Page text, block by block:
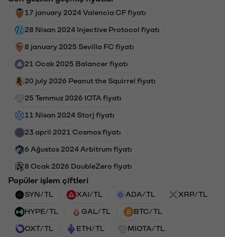
17 january 2024 Valencia CF fiyatı
28 Nisan 2024 Injective Protocol fiyatı
8 january 2025 Sevilla FC fiyatı
21 Ocak 2025 Balancer fiyatı
20 july 2026 Peanut the Squirrel fiyatı
25 Temmuz 2026 IOTA fiyatı
11 Nisan 2024 Storj fiyatı
23 april 2021 Cosmos fiyatı
6 Ağustos 2024 Arbitrum fiyatı
8 Ocak 2026 DoubleZero fiyatı
Popüler işlem çiftleri
SYN/TL XAI/TL ADA/TL XRP/TL
HYPE/TL GAL/TL BTC/TL
OXT/TL ETH/TL MIOTA/TL